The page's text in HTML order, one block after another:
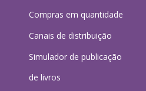
Compras em quantidade
Canais de distribuição
Simulador de publicação
de livros